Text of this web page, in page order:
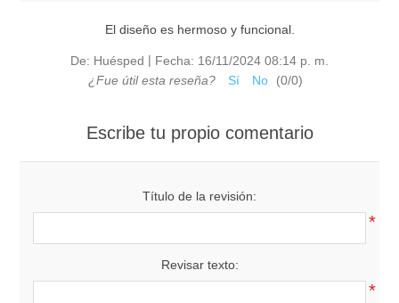
El diseño es hermoso y funcional.
De: Huésped | Fecha: 16/11/2024 08:14 p. m.
¿Fue útil esta reseña?
Sí No (0/0)
Escribe tu propio comentario
Título de la revisión:
*
Revisar texto:
*